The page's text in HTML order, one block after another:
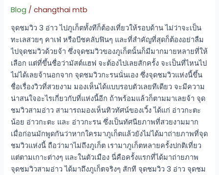
Blog /changthai mtb
จุดชมวิว 3 อ่าว ไปภูเก็ตทั้งทีก็ต้องเที่ยวให้รอบด้าน ไม่ว่าจะเป็น
ทะเลสวยๆ คาเฟ่ หรือบีชคลับฟินๆ และที่สำคัญที่สุดก็ต้องอย่าลืม
ไปจุดชมวิวด้วยจ้า ซึ่งจุดชมวิวของภูเก็ตนั้นก็มีมากมายหลายที่ให้
เลือก แต่ที่ขึ้นชื่อว่ามัสต์แฮฟ จะต้องไปเลยสักครั้ง จะเป็นที่ไหนไป
ไม่ได้เลยจ้านอกจาก จุดชมวิวกะรนนั่นเอง ซึ่งจุดชมวิวแห่งนี้ขึ้น
ชื่อเรื่องวิวที่สวยงาม มองเห็นได้แบบรอบตัวเลยทีเดียว จะมีความ
น่าสนใจอะไรเกี่ยวกับที่แห่งนี้อีก ถ้าพร้อมแล้วก็ตามมาเลยจ้า จุด
ชมวิวสามอ่าว สามารถมองเห็นทิวทัศน์ของเวิ้ง ได้แก่ อ่าวกะตะ
น้อย อ่าวกะตะ และ อ่าวกะรน ซึ่งเป็นทัศนียภาพที่สวยงามมาก
เมื่อก่อนมักพูดกันว่าหากใครมาภูเก็ตแล้วยังไม่ได้มาถ่ายภาพที่จุด
ชมวิวแห่งนี้ ถือว่ามาไม่ถึงภูเก็ต เรามาภูเก็ตหลายครั้งปกติเที่ยว
แต่ตามเกาะต่างๆ และในตัวเมือง นี่คือครั้งแรกที่ได้มาถ่ายภาพ
จุดชมวิวสามอ่าว ได้มาถึงภูเก็ตจริงๆ สักที จุดชมวิว 3 อ่าว จุดชม